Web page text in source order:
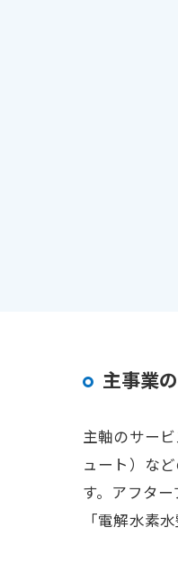
主事業
主軸のサー
ュート）な
す。アフタ
「電解水素